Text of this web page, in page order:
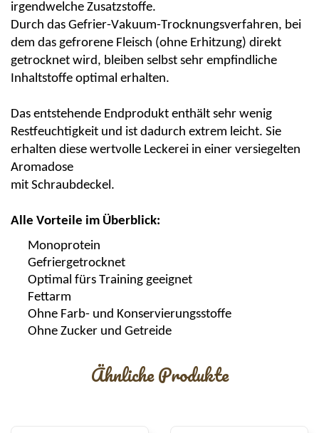
irgendwelche Zusatzstoffe.
Durch das Gefrier-Vakuum-Trocknungsverfahren, bei
dem das gefrorene Fleisch (ohne Erhitzung) direkt
getrocknet wird, bleiben selbst sehr empfindliche
Inhaltstoffe optimal erhalten.
Das entstehende Endprodukt enthält sehr wenig
Restfeuchtigkeit und ist dadurch extrem leicht. Sie
erhalten diese wertvolle Leckerei in einer versiegelten
Aromadose
mit Schraubdeckel.
Alle Vorteile im Überblick:
Monoprotein
Gefriergetrocknet
Optimal fürs Training geeignet
Fettarm
Ohne Farb- und Konservierungsstoffe
Ohne Zucker und Getreide
Ähnliche Produkte